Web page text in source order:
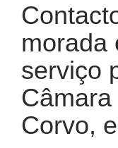
morada
serviço
Corvo,